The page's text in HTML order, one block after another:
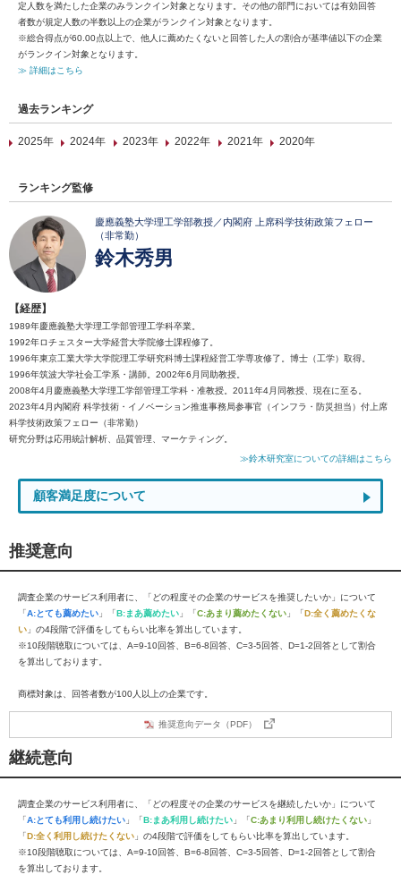
定人数を満たした企業のみランクイン対象となります。その他の部門においては有効回答
者数が規定人数の半数以上の企業がランクイン対象となります。
※総合得点が60.00点以上で、他人に薦めたくないと回答した人の割合が基準値以下の企業
がランクイン対象となります。
≫ 詳細はこちら
過去ランキング
2025年 2024年 2023年 2022年 2021年 2020年
ランキング監修
慶應義塾大学理工学部教授／内閣府 上席科学技術政策フェロー
（非常勤）
鈴木秀男
【経歴】
1989年慶應義塾大学理工学部管理工学科卒業。
1992年ロチェスター大学経営大学院修士課程修了。
1996年東京工業大学大学院理工学研究科博士課程経営工学専攻修了。博士（工学）取得。
1996年筑波大学社会工学系・講師。2002年6月同助教授。
2008年4月慶應義塾大学理工学部管理工学科・准教授。2011年4月同教授、現在に至る。
2023年4月内閣府 科学技術・イノベーション推進事務局参事官（インフラ・防災担当）付上席
科学技術政策フェロー（非常勤）
研究分野は応用統計解析、品質管理、マーケティング。
≫鈴木研究室についての詳細はこちら
顧客満足度について
推奨意向
調査企業のサービス利用者に、「どの程度その企業のサービスを推奨したいか」について
「A:とても薦めたい 」「B:まあ薦めたい 」「C:あまり薦めたくない 」「D:全く薦めたくな
い 」の4段階で評価をしてもらい比率を算出しています。
※10段階聴取については、A=9-10回答、B=6-8回答、C=3-5回答、D=1-2回答として割合
を算出しております。
商標対象は、回答者数が100人以上の企業です。
推奨意向データ（PDF）
継続意向
調査企業のサービス利用者に、「どの程度その企業のサービスを継続したいか」について
「A:とても利用し続けたい 」「B:まあ利用し続けたい 」「C:あまり利用し続けたくない 」
「D:全く利用し続けたくない 」の4段階で評価をしてもらい比率を算出しています。
※10段階聴取については、A=9-10回答、B=6-8回答、C=3-5回答、D=1-2回答として割合
を算出しております。